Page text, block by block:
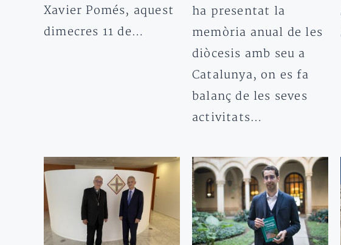
Xavier Pomés, aquest
dimecres 11 de…
ha presentat la
memòria anual de les
diòcesis amb seu a
Catalunya, on es fa
balanç de les seves
activitats…